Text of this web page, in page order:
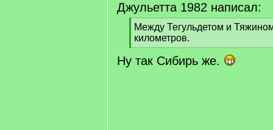
Джульетта 1982 написал:
[
q
]
Между Тегульдетом и
километров.
[
/
Ну так Сибирь же.